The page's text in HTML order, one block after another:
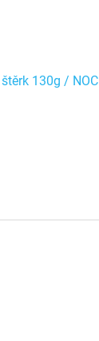
130g /